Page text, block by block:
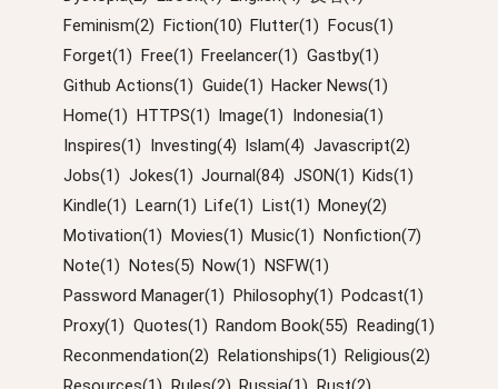
Feminism(2) Fiction(10) Flutter(1) Focus(1)
Forget(1) Free(1) Freelancer(1) Gastby(1)
Github Actions(1) Guide(1) Hacker News(1)
Home(1) HTTPS(1) Image(1) Indonesia(1)
Inspires(1) Investing(4) Islam(4) Javascript(2)
Jobs(1) Jokes(1) Journal(84) JSON(1) Kids(1)
Kindle(1) Learn(1) Life(1) List(1) Money(2)
Motivation(1) Movies(1) Music(1) Nonfiction(7)
Note(1) Notes(5) Now(1) NSFW(1)
Password Manager(1) Philosophy(1) Podcast(1)
Proxy(1) Quotes(1) Random Book(55) Reading(1)
Reconmendation(2) Relationships(1) Religious(2)